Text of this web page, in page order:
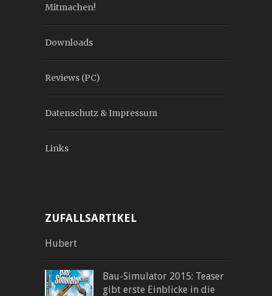
Mitmachen!
Downloads
Reviews (PC)
Datenschutz & Impressum
Links
ZUFALLSARTIKEL
Hubert
Bau-Simulator 2015: Teaser
gibt erste Einblicke in die